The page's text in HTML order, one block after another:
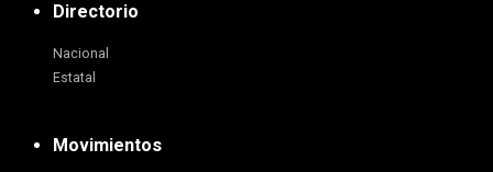
Directorio
Nacional
Estatal
Movimientos